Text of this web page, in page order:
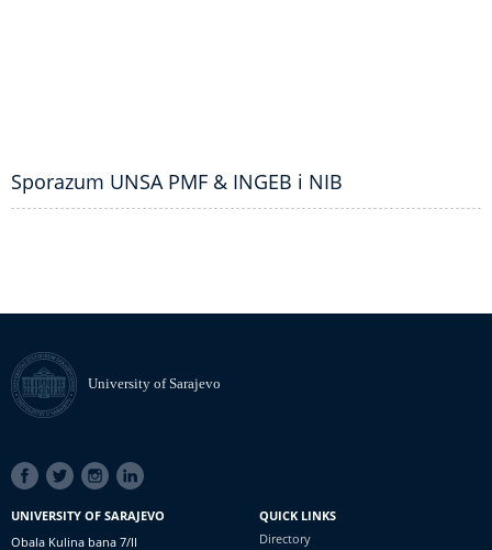
Sporazum UNSA PMF & INGEB i NIB
University of Sarajevo
SOCIAL
LINKS
UNIVERSITY OF SARAJEVO
Obala Kulina bana 7/II
QUICK LINKS
Directory